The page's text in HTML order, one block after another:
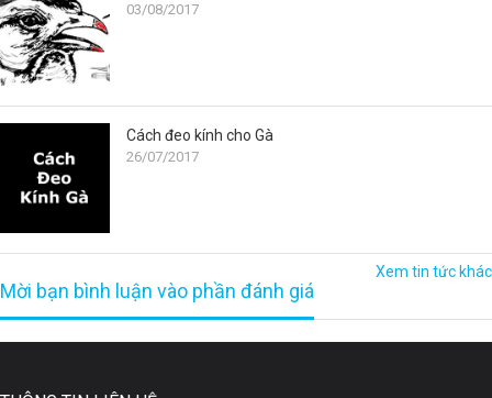
03/08/2017
Cách đeo kính cho Gà
26/07/2017
Xem tin tức khác
Mời bạn bình luận vào phần đánh giá